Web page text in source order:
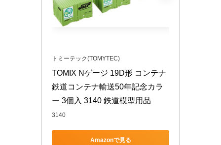
トミーテック(TOMYTEC)
TOMIX Nゲージ 19D形 コンテナ
鉄道コンテナ輸送50年記念カラ
ー 3個入 3140 鉄道模型用品
3140
Amazonで見る